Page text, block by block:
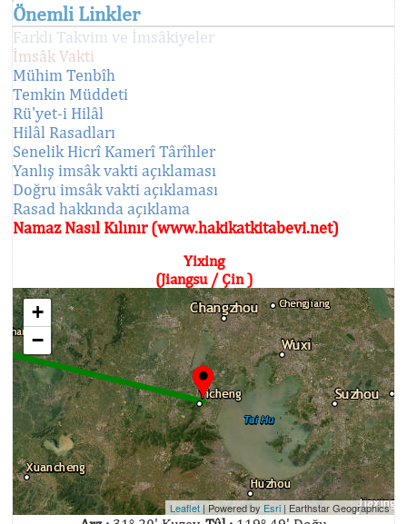
Önemli Linkler
Farklı Takvim ve İmsâkiyeler
İmsâk Vakti
Mühim Tenbîh
Temkin Müddeti
Rü'yet-i Hilâl
Hilâl Rasadları
Senelik Hicrî Kamerî Târîhler
Yanlış imsâk vakti açıklaması
Doğru imsâk vakti açıklaması
Rasad hakkında açıklama
Namaz Nasıl Kılınır (www.hakikatkitabevi.net)
Yixing
(Jiangsu / Çin )
+
−
Leaflet | Powered by Esri | Earthstar Geographics